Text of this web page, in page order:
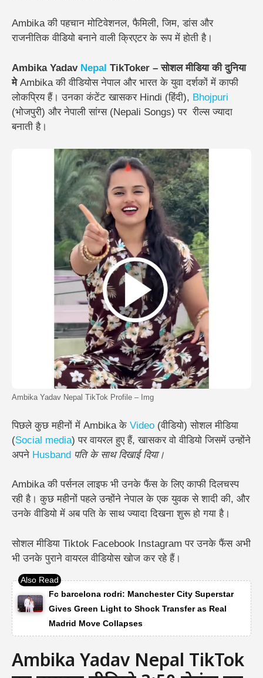
Ambika की पहचान मोटिवेशनल, फैमिली, जिम, डांस और
राजनीतिक वीडियो बनाने वाली क्रिएटर के रूप में होती है।
Ambika Yadav Nepal TikToker – सोशल मीडिया की दुनिया
मे Ambika की वीडियोस नेपाल और भारत के युवा दर्शकों में काफी
लोकप्रिय हैं। उनका कंटेंट खासकर Hindi (हिंदी), Bhojpuri
(भोजपुरी) और नेपाली सांग्स(Nepali Songs) पर रील्स ज्यादा
बनाती है।
Ambika Yadav Nepal TikTok Profile – Img
पिछले कुछ महीनों में Ambika के Video (वीडियो) सोशल मीडिया
(Social media) पर वायरल हुए हैं, खासकर वो वीडियो जिसमें उन्होंने
अपने Husband पति के साथदिखाई दिया।
Ambika की पर्सनल लाइफ भी उनके फैंस के लिए काफी दिलचस्प
रही है। कुछ महीनों पहले उन्होंने नेपाल के एक युवक से शादी की, और
उनके वीडियो में अब पति के साथ ज्यादा दिखना शुरू हो गया है।
सोशल मीडिया Tiktok Facebook Instagram पर उनके फैंस अभी
भी उनके पुराने वायरल वीडियोस खोज कर रहे हैं।
Fc barcelona rodri: Manchester City Superstar
Gives Green Light to Shock Transfer as Real
Madrid Move Collapses
Ambika Yadav Nepal TikTok